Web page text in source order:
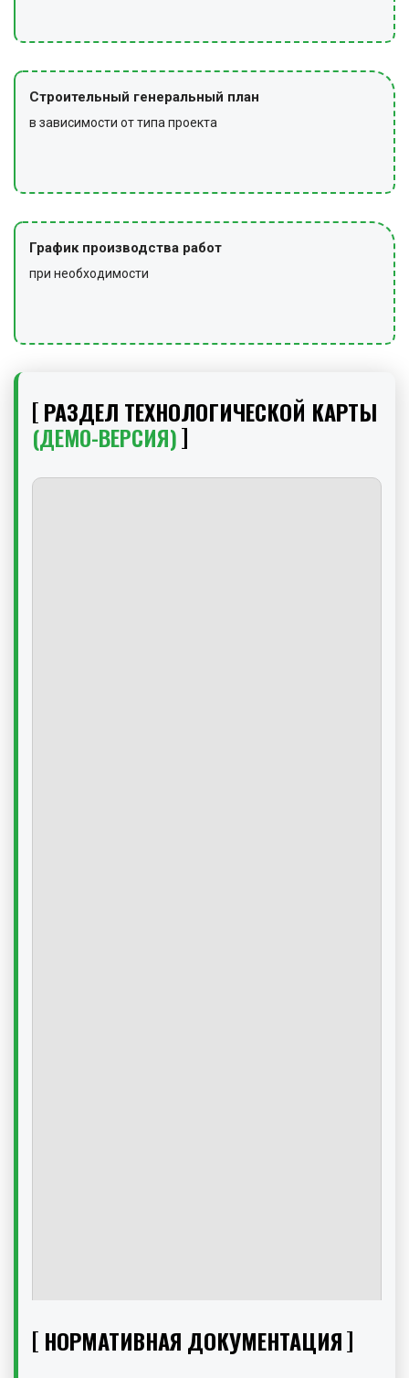
Строительный генеральный план
в зависимости от типа проекта
График производства работ
при необходимости
РАЗДЕЛ ТЕХНОЛОГИЧЕСКОЙ КАРТЫ
(ДЕМО-ВЕРСИЯ)
НОРМАТИВНАЯ ДОКУМЕНТАЦИЯ